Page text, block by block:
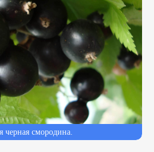
смородина.